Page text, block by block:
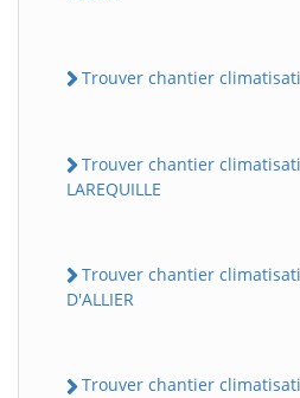
Trouver chantier
Trouver chantier
LAREQUILLE
Trouver chantier
D'ALLIER
Trouver chantier